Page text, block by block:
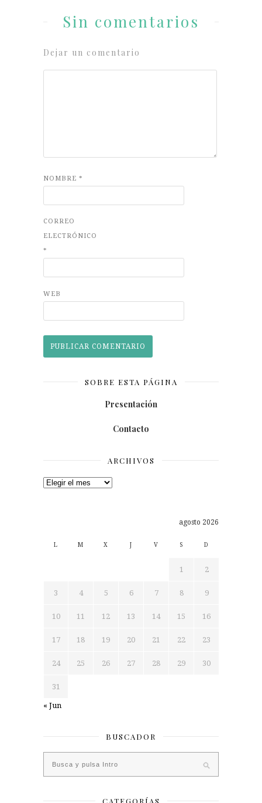
Sin comentarios
Dejar un comentario
NOMBRE *
CORREO
ELECTRÓNICO
*
WEB
SOBRE ESTA PÁGINA
Presentación
Contacto
ARCHIVOS
Archivos
agosto 2026
L M X J V S D
1 2
3 4 5 6 7 8 9
10 11 12 13 14 15 16
17 18 19 20 21 22 23
24 25 26 27 28 29 30
31
« Jun
BUSCADOR
CATEGORÍAS